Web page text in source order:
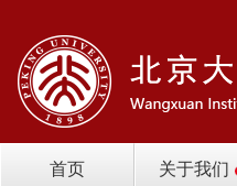
首页 关于我们